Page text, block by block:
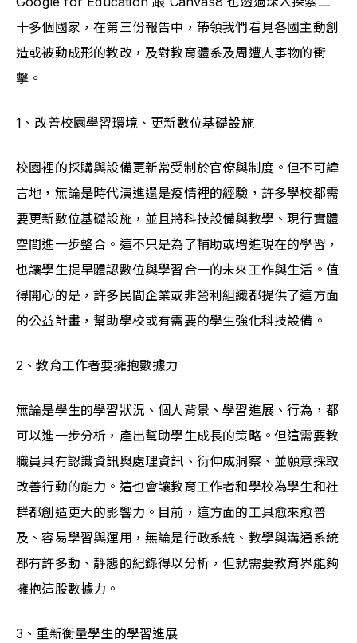
十多個國家，在第三份報告中，帶領我們看見各國主動創
造或被動成形的教改，及對教育體系及周遭人事物的衝
擊。
1、改善校園學習環境、更新數位基礎設施
校園裡的採購與設備更新常受制於官僚與制度。但不可諱
言地，無論是時代演進還是疫情裡的經驗，許多學校都需
要更新數位基礎設施，並且將科技設備與教學、現行實體
空間進一步整合。這不只是為了輔助或增進現在的學習，
也讓學生提早體認數位與學習合一的未來工作與生活。值
得開心的是，許多民間企業或非營利組織都提供了這方面
的公益計畫，幫助學校或有需要的學生強化科技設備。
2、教育工作者要擁抱數據力
無論是學生的學習狀況、個人背景、學習進展、行為，都
可以進一步分析，產出幫助學生成長的策略。但這需要教
職員具有認識資訊與處理資訊、衍伸成洞察、並願意採取
改善行動的能力。這也會讓教育工作者和學校為學生和社
群都創造更大的影響力。目前，這方面的工具愈來愈普
及、容易學習與運用，無論是行政系統、教學與溝通系統
都有許多動、靜態的紀錄得以分析，但就需要教育界能夠
擁抱這股數據力。
3、重新衡量學生的學習進展